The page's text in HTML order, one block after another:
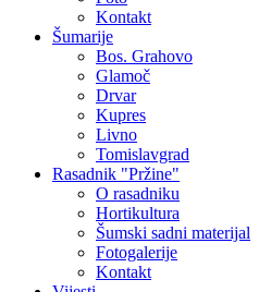
Kontakt
Šumarije
Bos. Grahovo
Glamoč
Drvar
Kupres
Livno
Tomislavgrad
Rasadnik "Pržine"
O rasadniku
Hortikultura
Šumski sadni materijal
Fotogalerije
Kontakt